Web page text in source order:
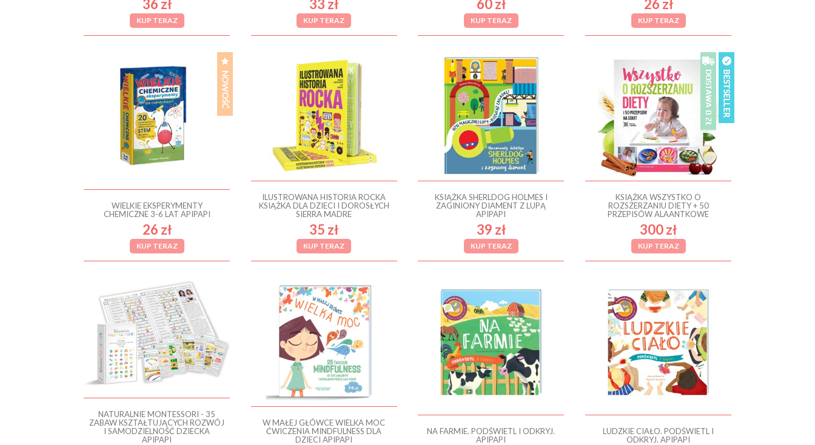
36 zł
KUP TERAZ
33 zł
KUP TERAZ
60 zł
KUP TERAZ
26 zł
KUP TERAZ
WIELKIE EKSPERYMENTY
CHEMICZNE 3-6 LAT APIPAPI
26 zł
KUP TERAZ
ILUSTROWANA HISTORIA ROCKA
KSIĄŻKA DLA DZIECI I DOROSŁYCH
SIERRA MADRE
35 zł
KUP TERAZ
KSIĄŻKA SHERLDOG HOLMES I
ZAGINIONY DIAMENT Z LUPĄ
APIPAPI
39 zł
KUP TERAZ
KSIĄŻKA WSZYSTKO O
ROZSZERZANIU DIETY + 50
PRZEPISÓW ALAANTKOWE
300 zł
KUP TERAZ
NATURALNIE MONTESSORI - 35
ZABAW KSZTAŁTUJĄCYCH ROZWÓJ
I SAMODZIELNOŚĆ DZIECKA
APIPAPI
W MAŁEJ GŁÓWCE WIELKA MOC
ĆWICZENIA MINDFULNESS DLA
DZIECI APIPAPI
NA FARMIE. PODŚWIETL I ODKRYJ.
APIPAPI
LUDZKIE CIAŁO. PODŚWIETL I
ODKRYJ. APIPAPI